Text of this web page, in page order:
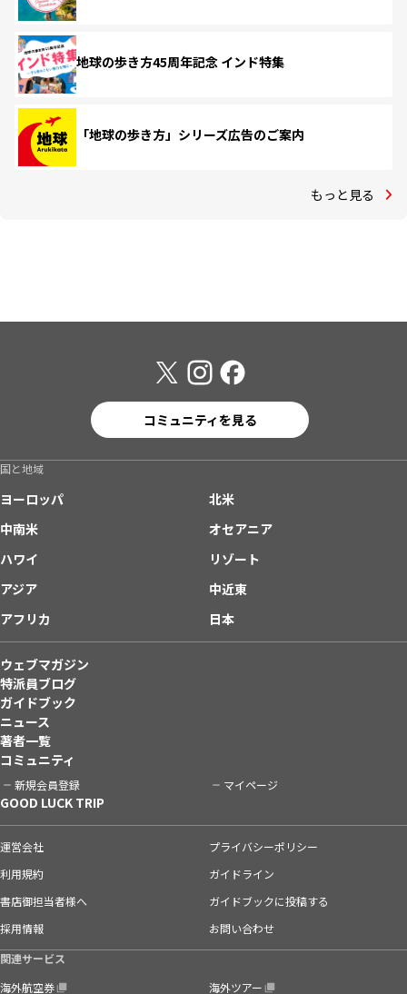
地球の歩き方45周年記念 インド特集
「地球の歩き方」シリーズ広告のご案内
もっと見る
コミュニティを見る
国と地域
ヨーロッパ
北米
中南米
オセアニア
ハワイ
リゾート
アジア
中近東
アフリカ
日本
ウェブマガジン
特派員ブログ
ガイドブック
ニュース
著者一覧
コミュニティ
新規会員登録 マイページ
GOOD LUCK TRIP
運営会社
プライバシーポリシー
利用規約
ガイドライン
書店御担当者様へ
ガイドブックに投稿する
採用情報
お問い合わせ
関連サービス
海外航空券
海外ツアー